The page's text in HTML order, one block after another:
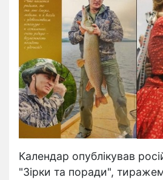
Календар опублікував
"Зірки та поради",